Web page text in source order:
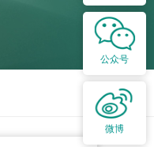
公众号
微博